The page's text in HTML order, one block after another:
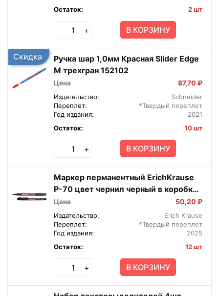
Остаток:
2 шт
+ В КОРЗИНУ
Скидка
Ручка шар 1,0мм Красная Slider Edge
M трехгран 152102
Цена 87,70 ₽
Издательство:
Schneider
Переплет:
*Твердый переплет
Год издания:
2021
Остаток:
10 шт
+ В КОРЗИНУ
Маркер перманентный ErichKrause
P-70 цвет чернил черный в коробке
по 12 шт 37073
Цена 50,20 ₽
Издательство:
Erich Krause
Переплет:
*Твердый переплет
Год издания:
2025
Остаток:
12 шт
+ В КОРЗИНУ